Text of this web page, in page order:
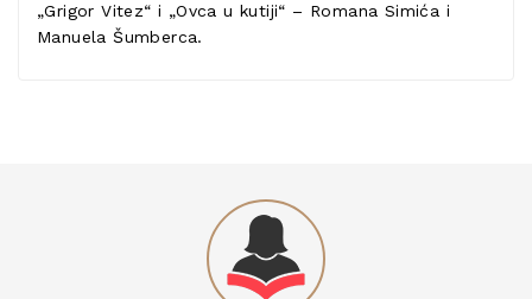
„Grigor Vitez“ i „Ovca u kutiji“ – Romana Simića i
Manuela Šumberca.